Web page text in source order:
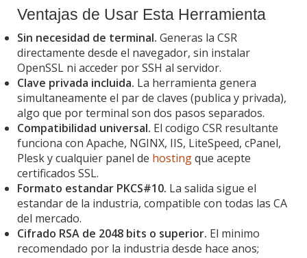
Ventajas de Usar Esta Herramienta
Sin necesidad de terminal. Generas la CSR
directamente desde el navegador, sin instalar
OpenSSL ni acceder por SSH al servidor.
Clave privada incluida. La herramienta genera
simultaneamente el par de claves (publica y privada),
algo que por terminal son dos pasos separados.
Compatibilidad universal. El codigo CSR resultante
funciona con Apache, NGINX, IIS, LiteSpeed, cPanel,
Plesk y cualquier panel de hostingque acepte
certificados SSL.
Formato estandar PKCS#10. La salida sigue el
estandar de la industria, compatible con todas las CA
del mercado.
Cifrado RSA de 2048 bits o superior. El minimo
recomendado por la industria desde hace anos;